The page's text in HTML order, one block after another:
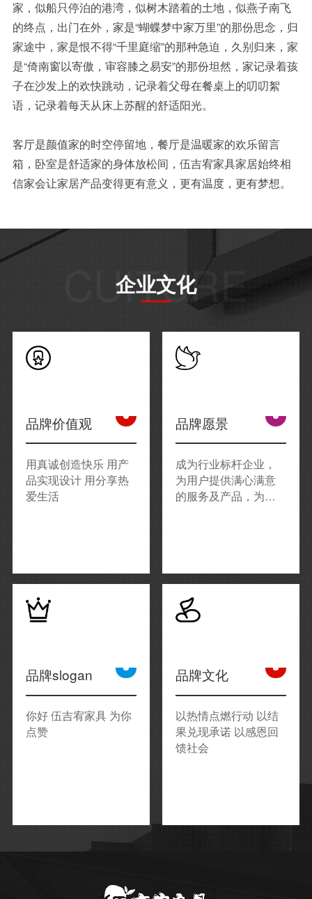
家，似船只停泊的港湾，似树木踏着的土地，似燕子南飞
的终点，出门在外，家是“蝴蝶梦中家万里”的那份思念，归
家途中，家是恨不得“千里庭缩”的那种急迫，久别归来，家
是“倚南窗以寄傲，审容膝之易安”的那份坦然，家记录着孩
子在沙发上的欢快跳动，记录着父母在餐桌上的叨叨絮
语，记录着每天从床上苏醒的舒适阳光。
客厅是颜值家的时空停留地，餐厅是温暖家的欢乐留言
箱，卧室是舒适家的身体放松间，伍吉宥家具家居始终相
信家会让家居产品变得更有意义，更有温度，更有梦想。
CUITURE
企业文化
品牌价值观
用真诚创造快乐 用产
品实现设计 用分享热
爱生活
品牌愿景
成为行业标杆企业，
为用户提供满心满意
的服务及产品，为城
品牌slogan
你好 伍吉宥家具 为你
点赞
品牌文化
以热情点燃行动 以结
果兑现承诺 以感恩回
馈社会